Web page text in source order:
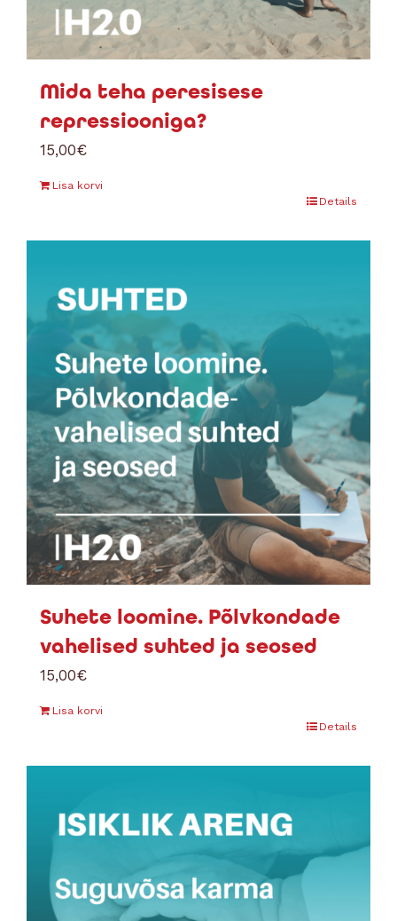
Mida teha peresisese
repressiooniga?
15,00€
Lisa korvi
Details
Suhete loomine. Põlvkondade
vahelised suhted ja seosed
15,00€
Lisa korvi
Details